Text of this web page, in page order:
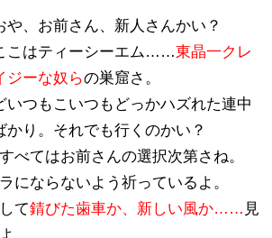
や、お前さん、新人さんかい？
こはティーシーエム……東晶一クレ
ジーな奴らの巣窟さ。
いつもこいつもどっかハズれた連中
かり。それでも行くのかい？
べてはお前さんの選択次第さね。
にならないよう祈っているよ。
て錆びた歯車か、新しい風か…… 見